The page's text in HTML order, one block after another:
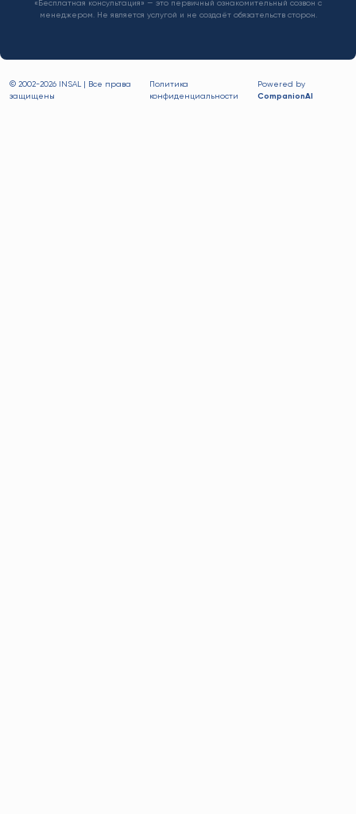
«Бесплатная консультация» — это первичный ознакомительный созвон с
менеджером. Не является услугой и не создаёт обязательств сторон.
© 2002-2026 INSAL | Все права
защищены
Политика
конфиденциальности
Powered by
CompanionAI